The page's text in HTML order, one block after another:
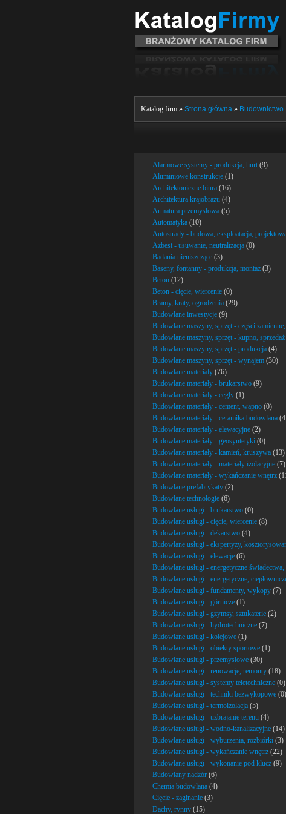
Katalog firm » Strona główna » Budownictwo
Alarmowe systemy - produkcja, hurt (9)
Aluminiowe konstrukcje (1)
Architektoniczne biura (16)
Architektura krajobrazu (4)
Armatura przemysłowa (5)
Automatyka (10)
Autostrady - budowa, eksploatacja,
Azbest - usuwanie, neutralizacja (0)
Badania nieniszczące (3)
Baseny, fontanny - produkcja, montaż (3)
Beton (12)
Beton - cięcie, wiercenie (0)
Bramy, kraty, ogrodzenia (29)
Budowlane inwestycje (9)
Budowlane maszyny, sprzęt - części
Budowlane maszyny, sprzęt - kupno, sprzedaż
Budowlane maszyny, sprzęt - produkcja (4)
Budowlane maszyny, sprzęt - wynajem (30)
Budowlane materiały (76)
Budowlane materiały - brukarstwo (9)
Budowlane materiały - cegły (1)
Budowlane materiały - cement, wapno (0)
Budowlane materiały - ceramika budowlana
Budowlane materiały - elewacyjne (2)
Budowlane materiały - geosyntetyki (0)
Budowlane materiały - kamień, kruszywa (13)
Budowlane materiały - materiały izolacyjne (7)
Budowlane materiały - wykańczanie wnętrz
Budowlane prefabrykaty (2)
Budowlane technologie (6)
Budowlane usługi - brukarstwo (0)
Budowlane usługi - cięcie, wiercenie (8)
Budowlane usługi - dekarstwo (4)
Budowlane usługi - ekspertyzy,
Budowlane usługi - elewacje (6)
Budowlane usługi - energetyczne
Budowlane usługi - energetyczne,
Budowlane usługi - fundamenty, wykopy (7)
Budowlane usługi - górnicze (1)
Budowlane usługi - gzymsy, sztukaterie (2)
Budowlane usługi - hydrotechniczne (7)
Budowlane usługi - kolejowe (1)
Budowlane usługi - obiekty sportowe (1)
Budowlane usługi - przemysłowe (30)
Budowlane usługi - renowacje, remonty (18)
Budowlane usługi - systemy teletechniczne (0)
Budowlane usługi - techniki bezwykopowe (0)
Budowlane usługi - termoizolacja (5)
Budowlane usługi - uzbrajanie terenu (4)
Budowlane usługi - wodno-kanalizacyjne (14)
Budowlane usługi - wyburzenia, rozbiórki (3)
Budowlane usługi - wykańczanie wnętrz (22)
Budowlane usługi - wykonanie pod klucz (9)
Budowlany nadzór (6)
Chemia budowlana (4)
Cięcie - zaginanie (3)
Dachy, rynny (15)